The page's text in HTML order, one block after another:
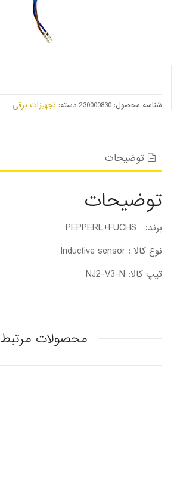
شناسه محصول: 230000830 دسته: تجهیزات برقی
توضیحات
توضیحات
برند: PEPPERL+FUCHS
نوع کالا : Inductive sensor
تیپ کالا: NJ2-V3-N
محصولات مرتبط